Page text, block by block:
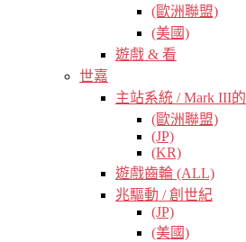
(歐洲聯盟)
(美國)
遊戲 & 看
世嘉
主站系統 / Mark III的
(歐洲聯盟)
(JP)
(KR)
遊戲齒輪 (ALL)
兆驅動 / 創世紀
(JP)
(美國)